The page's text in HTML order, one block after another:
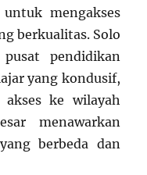
mengakses
berkualitas. Solo
pendidikan
yang kondusif,
akses ke wilayah
menawarkan
berbeda dan